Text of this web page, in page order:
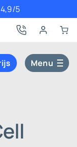
5
Menu